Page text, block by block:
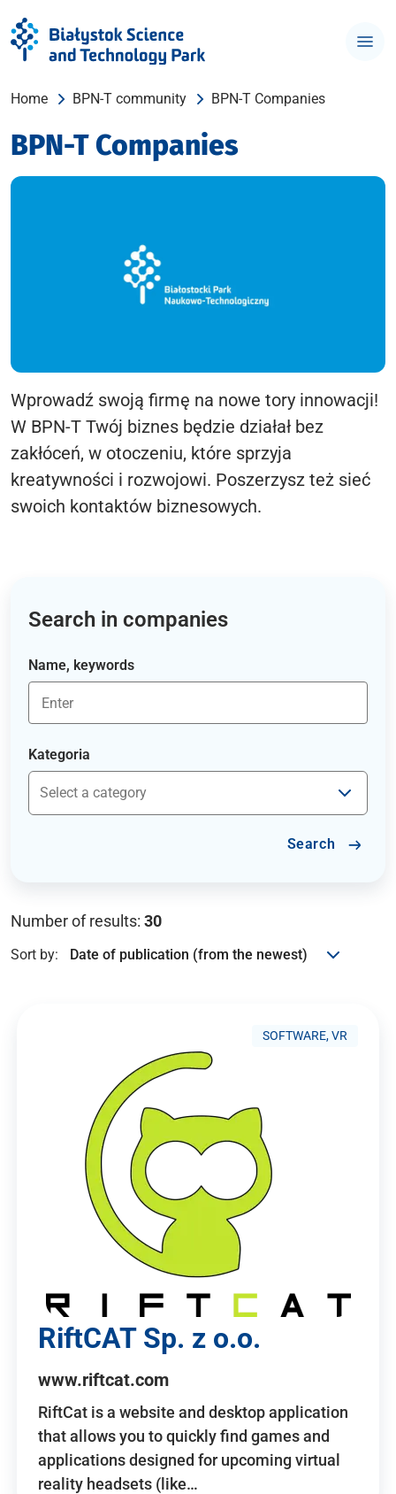
Home BPN-T community BPN-T Companies
BPN-T Companies
Wprowadź swoją firmę na nowe tory innowacji!
W BPN-T Twój biznes będzie działał bez
zakłóceń, w otoczeniu, które sprzyja
kreatywności i rozwojowi. Poszerzysz też sieć
swoich kontaktów biznesowych.
Search in companies
Name, keywords
Kategoria
Search
Number of results: 30
Sort by:
SOFTWARE, VR
RiftCAT Sp. z o.o.
www.riftcat.com
RiftCat is a website and desktop application
that allows you to quickly find games and
applications designed for upcoming virtual
reality headsets (like…